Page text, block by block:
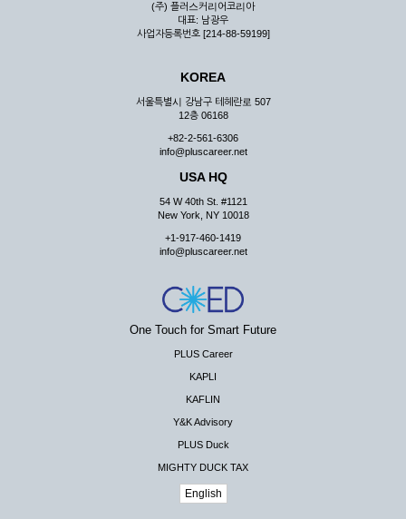
(주) 플러스커리어코리아
대표: 남광우
사업자등록번호 [214-88-59199]
KOREA
서울특별시 강남구 테헤란로 507
12층 06168
+82-2-561-6306
info@pluscareer.net
USA HQ
54 W 40th St. #1121
New York, NY 10018
+1-917-460-1419
info@pluscareer.net
One Touch for Smart Future
PLUS Career
KAPLI
KAFLIN
Y&K Advisory
PLUS Duck
MIGHTY DUCK TAX
English